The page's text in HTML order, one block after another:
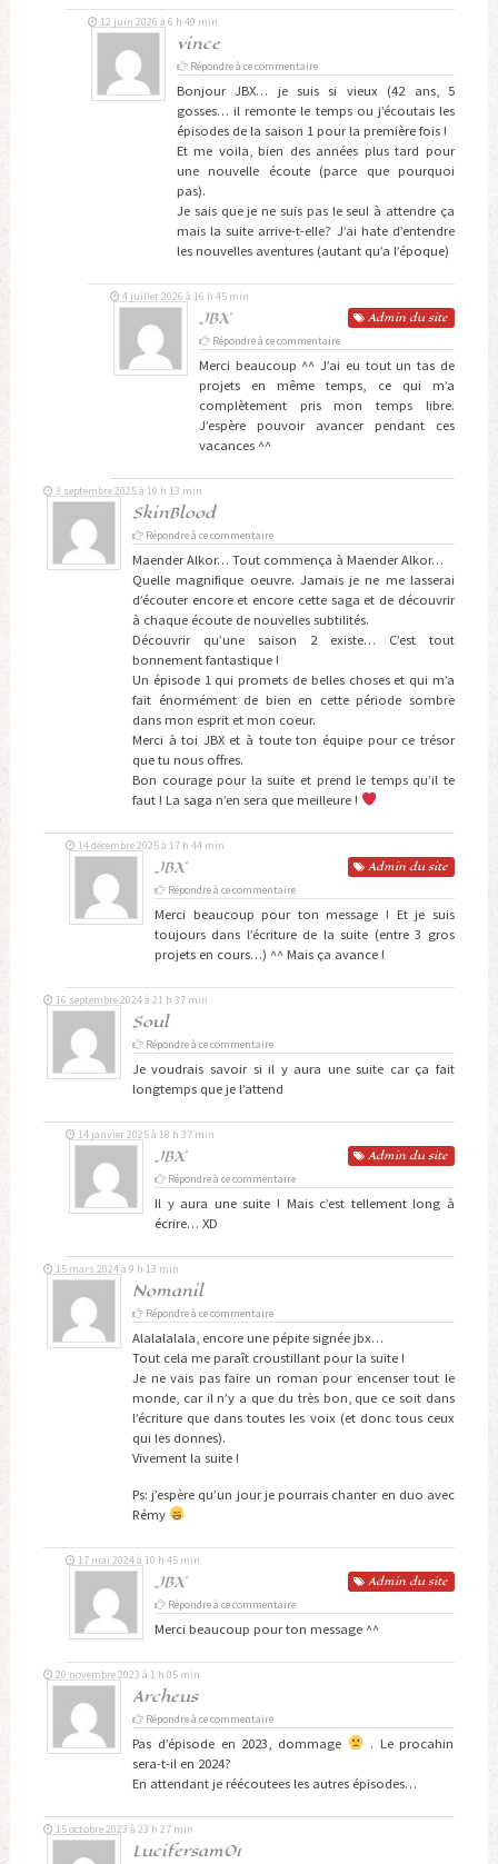
vince
12 juin 2026 à 6 h 49 min
Répondre à ce commentaire
Bonjour JBX… je suis si vieux (42 ans, 5
gosses… il remonte le temps ou j’écoutais les
épisodes de la saison 1 pour la première fois !
Et me voila, bien des années plus tard pour
une nouvelle écoute (parce que pourquoi
pas).
Je sais que je ne suis pas le seul à attendre ça
mais la suite arrive-t-elle? J’ai hate d’entendre
les nouvelles aventures (autant qu’a l’époque)
JBX Admin du site
4 juillet 2026 à 16 h 45 min
Répondre à ce commentaire
Merci beaucoup ^^ J’ai eu tout un tas de
projets en même temps, ce qui m’a
complètement pris mon temps libre.
J’espère pouvoir avancer pendant ces
vacances ^^
SkinBlood
3 septembre 2025 à 19 h 13 min
Répondre à ce commentaire
Maender Alkor… Tout commença à Maender Alkor…
Quelle magnifique oeuvre. Jamais je ne me lasserai
d’écouter encore et encore cette saga et de découvrir
à chaque écoute de nouvelles subtilités.
Découvrir qu’une saison 2 existe… C’est tout
bonnement fantastique !
Un épisode 1 qui promets de belles choses et qui m’a
fait énormément de bien en cette période sombre
dans mon esprit et mon coeur.
Merci à toi JBX et à toute ton équipe pour ce trésor
que tu nous offres.
Bon courage pour la suite et prend le temps qu’il te
faut ! La saga n’en sera que meilleure !
JBX Admin du site
14 décembre 2025 à 17 h 44 min
Répondre à ce commentaire
Merci beaucoup pour ton message ! Et je suis
toujours dans l’écriture de la suite (entre 3 gros
projets en cours…) ^^ Mais ça avance !
Soul
16 septembre 2024 à 21 h 37 min
Répondre à ce commentaire
Je voudrais savoir si il y aura une suite car ça fait
longtemps que je l’attend
JBX Admin du site
14 janvier 2025 à 18 h 37 min
Répondre à ce commentaire
Il y aura une suite ! Mais c’est tellement long à
écrire… XD
Nomanil
15 mars 2024 à 9 h 13 min
Répondre à ce commentaire
Alalalalala, encore une pépite signée jbx…
Tout cela me paraît croustillant pour la suite !
Je ne vais pas faire un roman pour encenser tout le
monde, car il n’y a que du très bon, que ce soit dans
l’écriture que dans toutes les voix (et donc tous ceux
qui les donnes).
Vivement la suite !
Ps: j’espère qu’un jour je pourrais chanter en duo avec
Rémy
JBX Admin du site
17 mai 2024 à 10 h 45 min
Répondre à ce commentaire
Merci beaucoup pour ton message ^^
Archeus
20 novembre 2023 à 1 h 05 min
Répondre à ce commentaire
Pas d’épisode en 2023, dommage
. Le procahin
sera-t-il en 2024?
En attendant je réécoutees les autres épisodes…
Lucifersam01
15 octobre 2023 à 23 h 27 min